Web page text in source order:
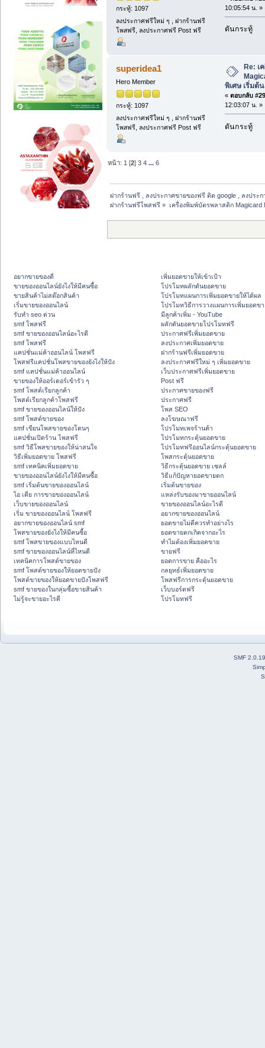
กระทู้: 1097
ลงประกาศฟรีใหม่ ๆ , ฝากร้านฟรี
โพสฟรี, ลงประกาศฟรี Post ฟรี
10:05:54 น. »
ดันกระทู้
superidea1
Hero Member
กระทู้: 1097
ลงประกาศฟรีใหม่ ๆ , ฝากร้านฟรี
โพสฟรี, ลงประกาศฟรี Post ฟรี
Re: เ
พิเศษ เริ่มต้
« ตอบกลับ
12:03:07 น. »
ดันกระทู้
หน้า: 1 [2]3 4 ...6
ฝากร้านฟรี , ลงประกาศขายของฟรี ติด google , ลงประ
ฝากร้านฟรีโพสฟรี » เครื่องพิมพ์บัตรพลาสติก Magicard
อยากขายของดี
ขายของออนไลน์ยังไงให้มีคนซื้อ
ขายสินค้าไม่สต๊อกสินค้า
เริ่มขายของออนไลน์
รับทำ seo ด่วน
smf โพสฟรี
smf ขายของออนไลน์อะไรดี
smf โพสฟรี
แคปชั่นแม่ค้าออนไลน์ โพสฟรี
โพสฟรีแคปชั่นโพสขายของยังไงให้ปัง
smf แคปชั่นแม่ค้าออนไลน์
ขายของให้ออร์เดอร์เข้ารัว ๆ
smf โพสต์เรียกลูกค้า
โพสต์เรียกลูกค้าโพสฟรี
smf ขายของออนไลน์ให้ปัง
smf โพสต์ขายของ
smf เขียนโพสขายของโดนๆ
แคปชั่นเปิดร้าน โพสฟรี
smf วิธีโพสขายของให้น่าสนใจ
วิธีเพิ่มยอดขาย โพสฟรี
smf เทคนิคเพิ่มยอดขาย
ขายของออนไลน์ยังไงให้มีคนซื้อ
smf เริ่มต้นขายของออนไลน์
ไอ เดีย การขายของออนไลน์
เว็บขายของออนไลน์
เริ่ม ขายของออนไลน์ โพสฟรี
อยากขายของออนไลน์ smf
โพสขายของยังไงให้มีคนซื้อ
smf โพสขายของแบบไหนดี
smf ขายของออนไลน์ที่ไหนดี
เทคนิคการโพสต์ขายของ
smf โพสต์ขายของให้ยอดขายปัง
โพสต์ขายของให้ยอดขายปังโพสฟรี
smf ขายของในกลุ่มซื้อขายสินค้า
ไม่รู้จะขายอะไรดี
เพิ่มยอดขายให้เข้าเป้า
โปรโมทผลักดันยอดขาย
โปรโมทแผนการเพิ่มยอดขายให้ได้ผล
โปรโมทวิธีการวางแผนการเพิ่มยอดข
มีลูกค้าเพิ่ม - YouTube
ผลักดันยอดขายโปรโมทฟรี
ประกาศฟรีเพิ่มยอดขาย
ลงประกาศเพิ่มยอดขาย
ฝากร้านฟรีเพิ่มยอดขาย
ลงประกาศฟรีใหม่ ๆ เพิ่มยอดขาย
เว็บประกาศฟรีเพิ่มยอดขาย
Post ฟรี
ประกาศขายของฟรี
ประกาศฟรี
โพส SEO
ลงโฆษณาฟรี
โปรโมทเพจร้านค้า
โปรโมทกระตุ้นยอดขาย
โปรโมทฟรีออนไลน์กระตุ้นยอดขาย
โพสกระตุ้นยอดขาย
วิธีกระตุ้นยอดขาย เซลล์
วิธีแก้ปัญหายอดขายตก
เริ่มต้นขายของ
แหล่งรับของมาขายออนไลน์
ขายของออนไลน์อะไรดี
อยากขายของออนไลน์
ยอดขายไม่ดีควรทำอย่างไร
ยอดขายตกเกิดจากอะไร
ทำไมต้องเพิ่มยอดขาย
ขายฟรี
ยอดการขาย คืออะไร
กลยุทธ์เพิ่มยอดขาย
โพสฟรีการกระตุ้นยอดขาย
เว็บบอร์ดฟรี
โปรโมทฟรี
SMF 2.0.19